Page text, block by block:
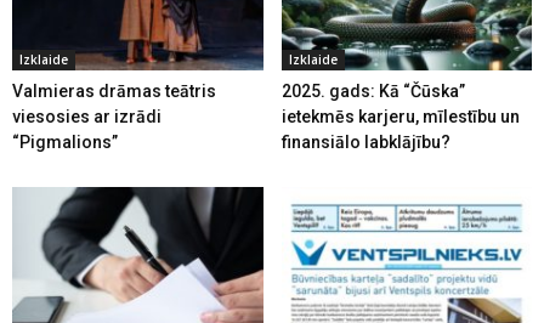
Izklaide
Valmieras drāmas teātris
viesosies ar izrādi
“Pigmalions”
Izklaide
2025. gads: Kā “Čūska”
ietekmēs karjeru, mīlestību un
finansiālo labklājību?